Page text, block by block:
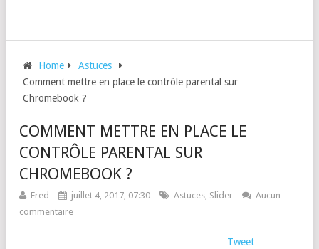
Home
Astuces
Comment mettre en place le contrôle parental sur
Chromebook ?
COMMENT METTRE EN PLACE LE
CONTRÔLE PARENTAL SUR
CHROMEBOOK ?
Fred juillet 4, 2017, 07:30 Astuces, Slider
Aucun
commentaire
Tweet